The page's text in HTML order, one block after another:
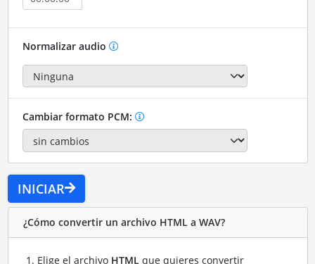
Normalizar audio
Cambiar formato PCM:
INICIAR
¿Cómo convertir un archivo HTML a WAV?
Elige el archivo HTMLque quieres convertir